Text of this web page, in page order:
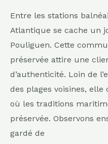
Entre les stations
Atlantique se cache un
Pouliguen. Cette
préservée attire une
d’authenticité. Loin de
des plages voisines,
où les traditions
préservée. Observons
gardé de
les
initiés